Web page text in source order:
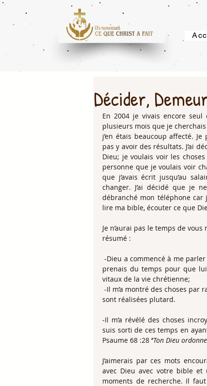
Décider,
En 2004 je vivais encore seul
plusieurs mois que je
j’en étais beaucoup affecté.
pas y avoir des résultats. J’ai
Dieu; je voulais voir les
personne que je voulais voir
que j’avais écrit jusqu’au
changer. J’ai décidé que je
débranché mon téléphone car
lire ma bible, écouter ce que
Je n’aurai pas le temps de
résumé :
-Dieu a commencé à me parler de moi-même, des choses que je devais changer (alors que je
prenais du temps pour que
vitaux de la vie chrétienne;
-Il m’a révélé des choses
suis sorti de ces temps en
Psaume 68 :28 ‘’Ton Dieu
J’aimerais par ces mots
avec Dieu avec votre bible et
moments de recherche. Il